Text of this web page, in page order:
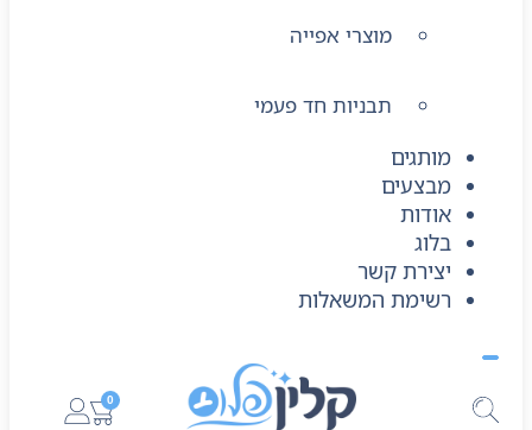
0
מוצרי אפייה
תבניות חד פעמי
מותגים
מבצעים
אודות
בלוג
יצירת קשר
רשימת המשאלות